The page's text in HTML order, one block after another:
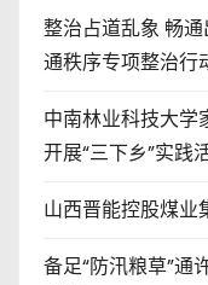
整治占道乱象 畅
通秩序专项整治行
中南林业科技大学
开展“三下乡”实践
山西晋能控股煤业
备足“防汛粮草”通